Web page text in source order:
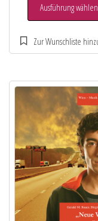
Ausführung wählen